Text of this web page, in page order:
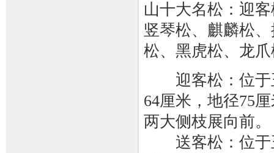
山十大名松：迎
竖琴松、麒麟松
松、黑虎松、龙
迎客松：位于
64厘米，地径75
两大侧枝展向前。
送客松：位于